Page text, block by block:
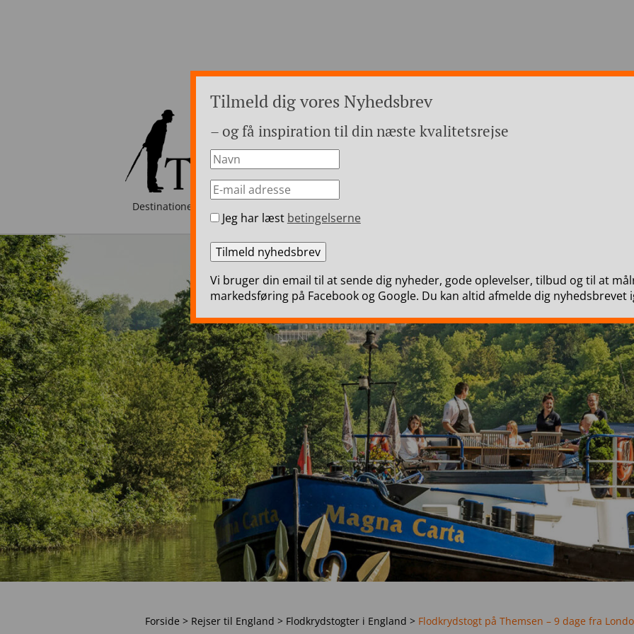
Destinationer
Forside > Rejser til England > Flodkrydstogter i England > Flodkrydstogt på Themsen – 9 dage fra
Tilmeld dig vores Nyhedsbrev
– og få inspiration til din næste kvalitetsrejse
Jeg har læst betingelserne
Vi bruger din email til at sende dig nyheder, gode oplevelser, tilbud og til at
markedsføring på Facebook og Google. Du kan altid afmelde dig nyhedsbrevet